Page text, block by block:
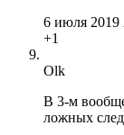
6 июля 2019
+1
Olk
В 3-м
ложных